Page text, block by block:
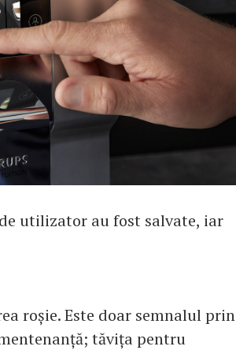
utilizator au fost salvate, iar
roșie. Este doar semnalul prin
tăvița pentru